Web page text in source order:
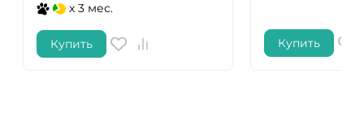
x 3 мес.
Купить Купить